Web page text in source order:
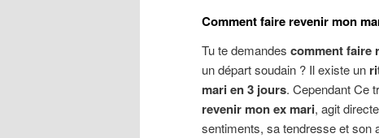
Comment faire revenir mon
Tu te demandes comment faire
un départ soudain ? Il existe un
mari en 3 jours. Cependant Ce
revenir mon ex mari, agit
sentiments, sa tendresse et son